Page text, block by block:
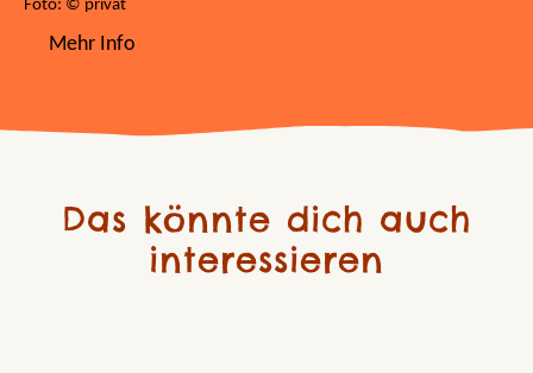
Foto: © privat
Mehr Info
Das könnte dich auch
interessieren